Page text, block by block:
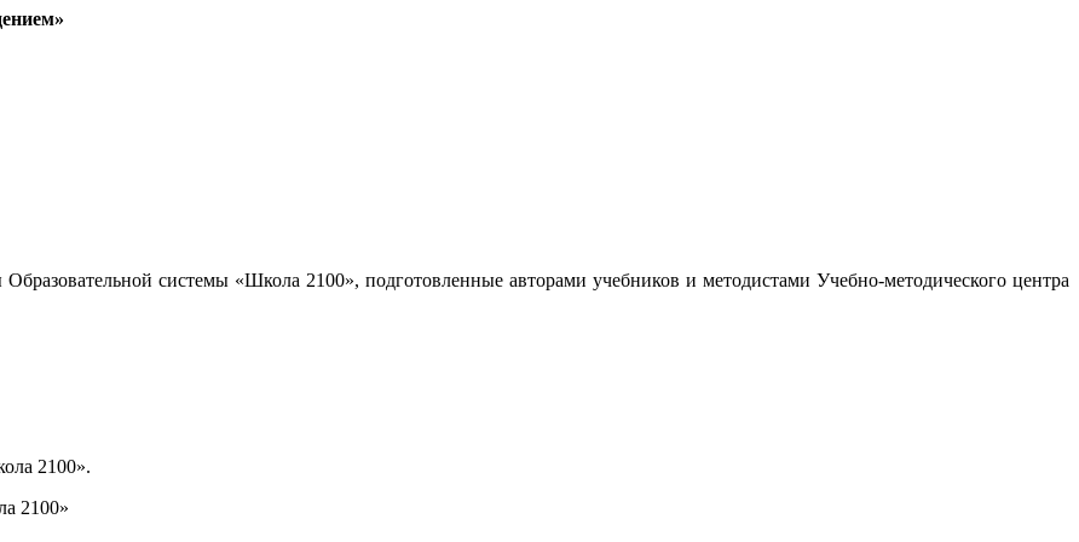
системы «Школа 2100», подготовленные авторами учебников и методистами Учебно-методического центра
2100».
2100»